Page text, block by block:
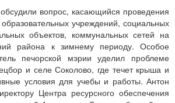
вопрос, касающийся проведения
образовательных учреждений, социальных
объектов, коммунальных сетей на
района к зимнему периоду. Особое
печорской мэрии уделил проблеме
и селе Соколово, где течет крыша и
условия для учебы и работы. Антон
Центра ресурсного обеспечения